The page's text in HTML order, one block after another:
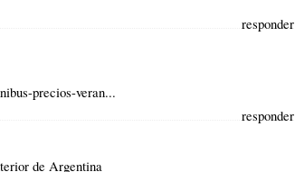
responder
precios-veran...
responder
de Argentina